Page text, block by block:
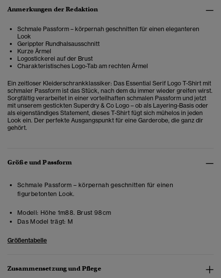
Anmerkungen der Redaktion
Schmale Passform – körpernah geschnitten für einen eleganteren
Look
Gerippter Rundhalsausschnitt
Kurze Ärmel
Logostickerei auf der Brust
Charakteristisches Logo-Tab am rechten Ärmel
Ein zeitloser Kleiderschrankklassiker: Das Essential Serif Logo T-Shirt mit
schmaler Passform ist das Stück, nach dem du immer wieder greifen wirst.
Sorgfältig verarbeitet in einer vorteilhaften schmalen Passform und jetzt
mit unserem gestickten Superdry & Co Logo – ob als Layering-Basis oder
als eigenständiges Statement, dieses T-Shirt fügt sich mühelos in jeden
Look ein. Der perfekte Ausgangspunkt für eine Garderobe, die ganz dir
gehört.
Größe und Passform
Schmale Passform – körpernah geschnitten für einen
figurbetonten Look.
Modell: Höhe 1m88. Brust 98cm
Das Model trägt: M
Größentabelle
Zusammensetzung und Pflege